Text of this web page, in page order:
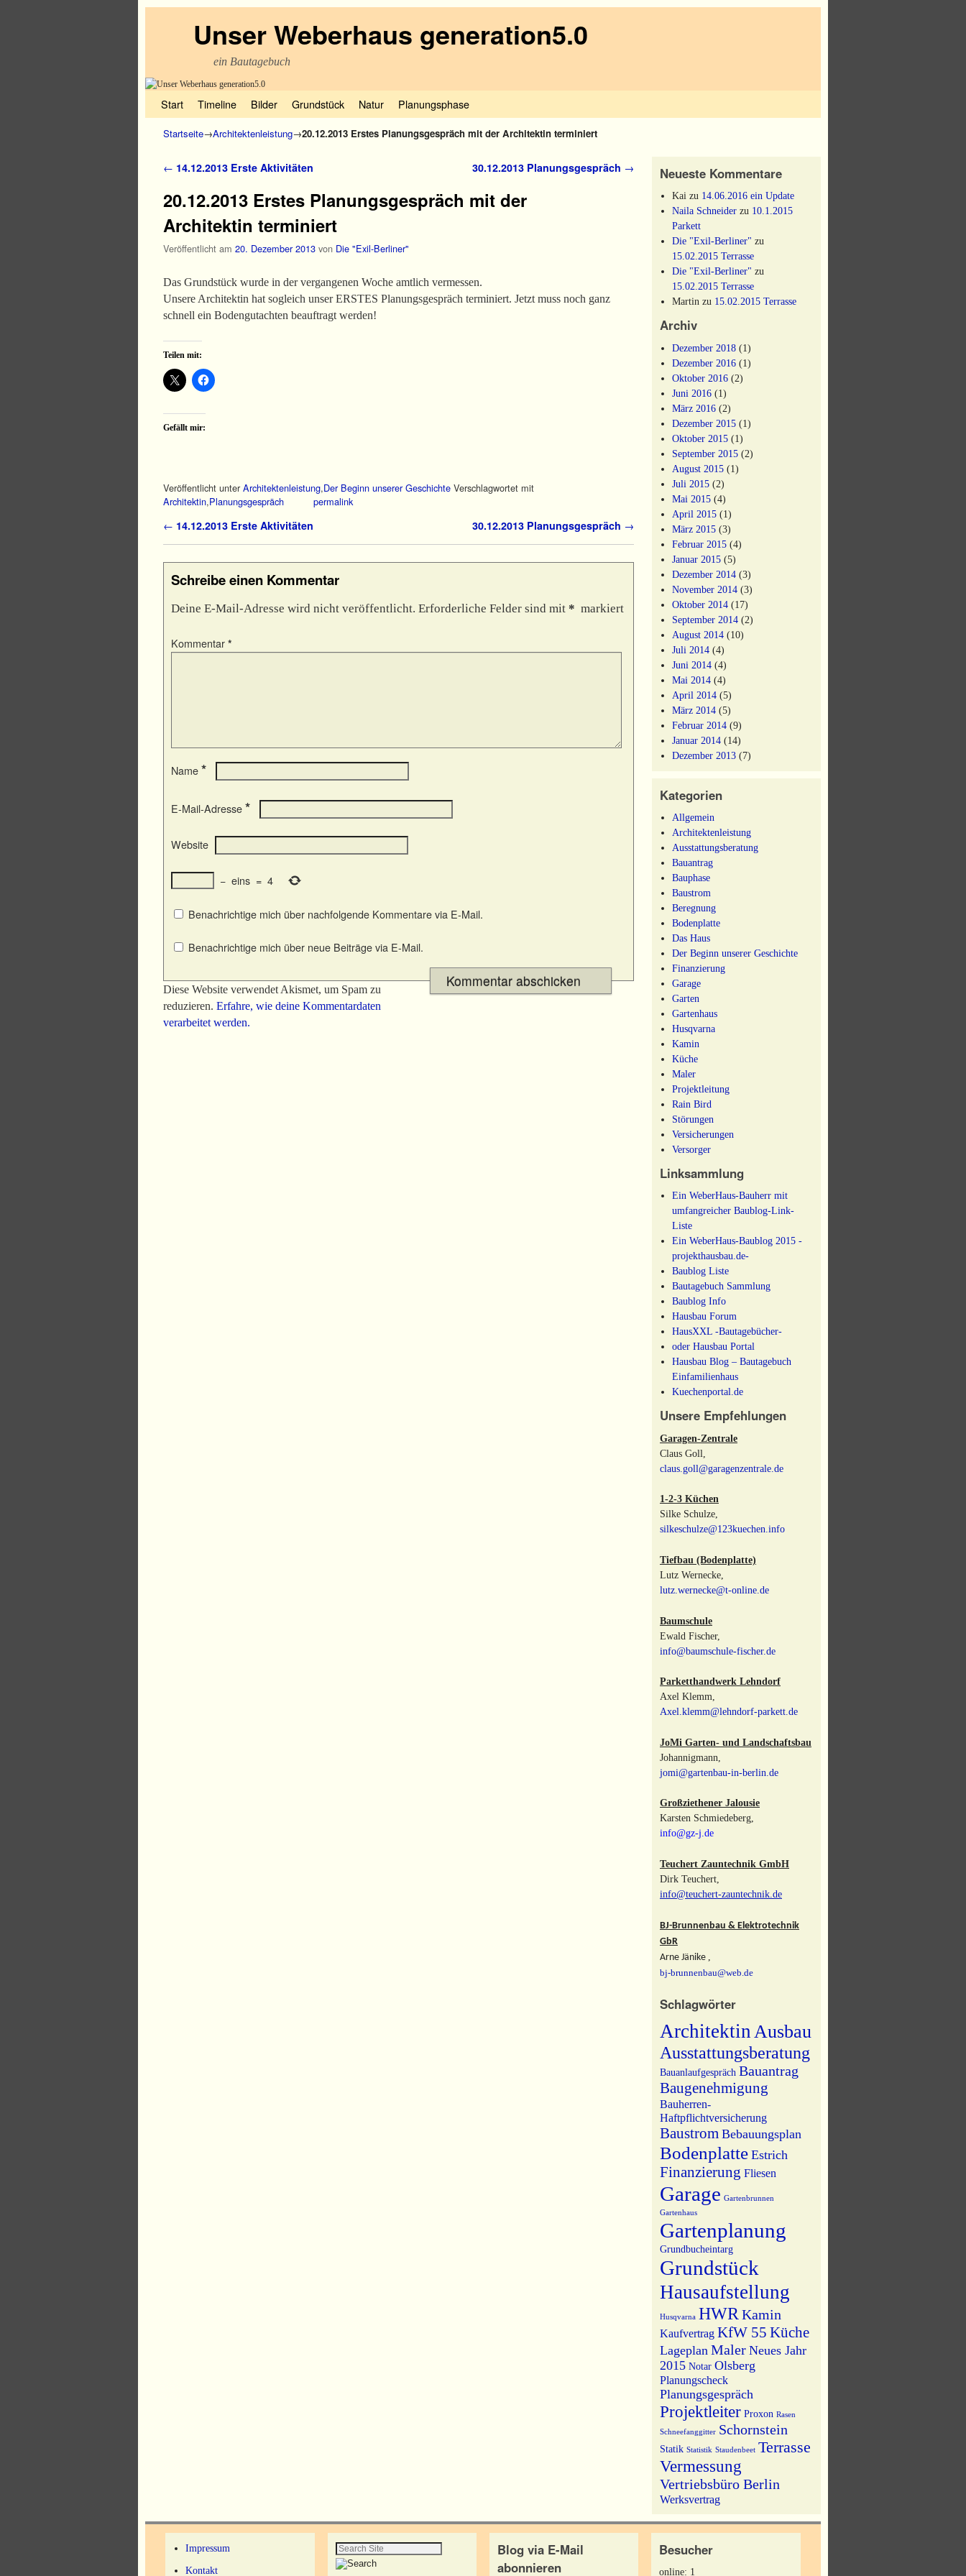
Unser Weberhaus generation5.0
ein Bautagebuch
Start Timeline Bilder Grundstück Natur Planungsphase
Startseite→Architektenleistung→20.12.2013 Erstes Planungsgespräch mit der Architektin terminiert
Artikelnavigation
← 14.12.2013 Erste Aktivitäten 30.12.2013 Planungsgespräch →
20.12.2013 Erstes Planungsgespräch mit der
Architektin terminiert
Veröffentlicht am 20. Dezember 2013 von Die "Exil-Berliner"
Das Grundstück wurde in der vergangenen Woche amtlich vermessen.
Unsere Architektin hat sogleich unser ERSTES Planungsgespräch terminiert. Jetzt muss noch ganz
schnell ein Bodengutachten beauftragt werden!
Teilen mit:
Gefällt mir:
Veröffentlicht unter Architektenleistung,Der Beginn unserer Geschichte Verschlagwortet mit
Architektin,Planungsgespräch permalink
Artikelnavigation
← 14.12.2013 Erste Aktivitäten 30.12.2013 Planungsgespräch →
Schreibe einen Kommentar
Deine E-Mail-Adresse wird nicht veröffentlicht. Erforderliche Felder sind mit * markiert
Kommentar *
Name *
E-Mail-Adresse *
Website
− eins = 4
Benachrichtige mich über nachfolgende Kommentare via E-Mail.
Benachrichtige mich über neue Beiträge via E-Mail.
Diese Website verwendet Akismet, um Spam zu
reduzieren. Erfahre, wie deine Kommentardaten
verarbeitet werden.
Neueste Kommentare
Kai zu 14.06.2016 ein Update
Naila Schneider zu 10.1.2015
Parkett
Die "Exil-Berliner" zu
15.02.2015 Terrasse
Die "Exil-Berliner" zu
15.02.2015 Terrasse
Martin zu 15.02.2015 Terrasse
Archiv
Dezember 2018 (1)
Dezember 2016 (1)
Oktober 2016 (2)
Juni 2016 (1)
März 2016 (2)
Dezember 2015 (1)
Oktober 2015 (1)
September 2015 (2)
August 2015 (1)
Juli 2015 (2)
Mai 2015 (4)
April 2015 (1)
März 2015 (3)
Februar 2015 (4)
Januar 2015 (5)
Dezember 2014 (3)
November 2014 (3)
Oktober 2014 (17)
September 2014 (2)
August 2014 (10)
Juli 2014 (4)
Juni 2014 (4)
Mai 2014 (4)
April 2014 (5)
März 2014 (5)
Februar 2014 (9)
Januar 2014 (14)
Dezember 2013 (7)
Kategorien
Allgemein
Architektenleistung
Ausstattungsberatung
Bauantrag
Bauphase
Baustrom
Beregnung
Bodenplatte
Das Haus
Der Beginn unserer Geschichte
Finanzierung
Garage
Garten
Gartenhaus
Husqvarna
Kamin
Küche
Maler
Projektleitung
Rain Bird
Störungen
Versicherungen
Versorger
Linksammlung
Ein WeberHaus-Bauherr mit
umfangreicher Baublog-Link-
Liste
Ein WeberHaus-Baublog 2015 -
projekthausbau.de-
Baublog Liste
Bautagebuch Sammlung
Baublog Info
Hausbau Forum
HausXXL -Bautagebücher-
oder Hausbau Portal
Hausbau Blog – Bautagebuch
Einfamilienhaus
Kuechenportal.de
Unsere Empfehlungen
Garagen-Zentrale
Claus Goll,
claus.goll@garagenzentrale.de
1-2-3 Küchen
Silke Schulze,
silkeschulze@123kuechen.info
Tiefbau (Bodenplatte)
Lutz Wernecke,
lutz.wernecke@t-online.de
Baumschule
Ewald Fischer,
info@baumschule-fischer.de
Parketthandwerk Lehndorf
Axel Klemm,
Axel.klemm@lehndorf-parkett.de
JoMi Garten- und Landschaftsbau
Johannigmann,
jomi@gartenbau-in-berlin.de
Großziethener Jalousie
Karsten Schmiedeberg,
info@gz-j.de
Teuchert Zauntechnik GmbH
Dirk Teuchert,
info@teuchert-zauntechnik.de
BJ-Brunnenbau & Elektrotechnik
GbR
Arne Jänike
bj-brunnenbau@web.de
Schlagwörter
Architektin Ausbau
Ausstattungsberatung
Bauanlaufgespräch Bauantrag
Baugenehmigung
Bauherren-
Haftpflichtversicherung
Baustrom Bebauungsplan
Bodenplatte Estrich
Finanzierung Fliesen
Garage Gartenbrunnen
Gartenhaus
Gartenplanung
Grundbucheintarg
Grundstück
Hausaufstellung
Husqvarna HWR Kamin
Kaufvertrag KfW 55 Küche
Lageplan Maler Neues Jahr
2015 Notar Olsberg
Planungscheck
Planungsgespräch
Projektleiter Proxon Rasen
Schneefanggitter Schornstein
Statik Statistik Staudenbeet Terrasse
Vermessung
Vertriebsbüro Berlin
Werksvertrag
Impressum
Kontakt
Blog via E-Mail
abonnieren
Besucher
online: 1